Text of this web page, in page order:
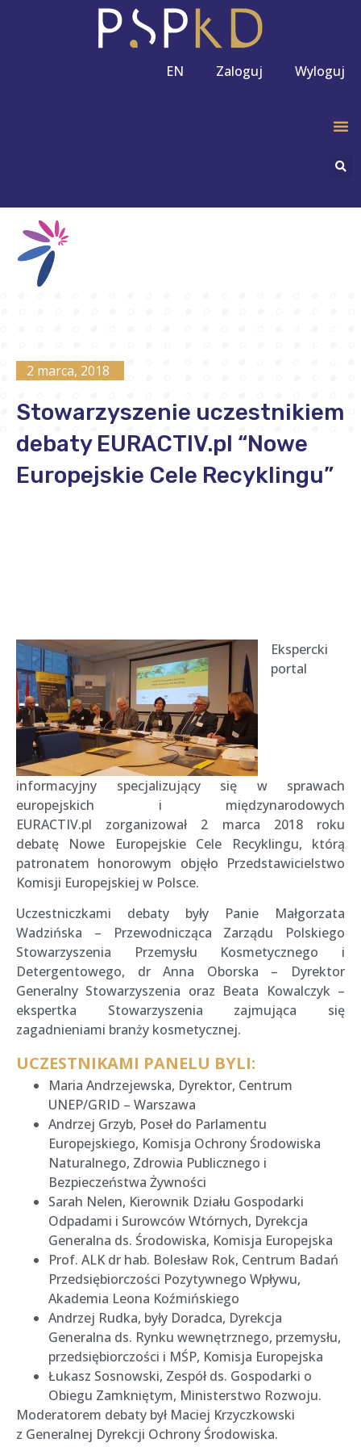
EN Zaloguj Wyloguj
2 marca, 2018
Stowarzyszenie uczestnikiem
debaty EURACTIV.pl “Nowe
Europejskie Cele Recyklingu”
Ekspercki
portal
informacyjny specjalizujący się w sprawach
europejskich i międzynarodowych
EURACTIV.pl zorganizował 2 marca 2018 roku
debatę Nowe Europejskie Cele Recyklingu, którą
patronatem honorowym objęło Przedstawicielstwo
Komisji Europejskiej w Polsce.
Uczestniczkami debaty były Panie Małgorzata
Wadzińska – Przewodnicząca Zarządu Polskiego
Stowarzyszenia Przemysłu Kosmetycznego i
Detergentowego, dr Anna Oborska – Dyrektor
Generalny Stowarzyszenia oraz Beata Kowalczyk –
ekspertka Stowarzyszenia zajmująca się
zagadnieniami branży kosmetycznej.
UCZESTNIKAMI PANELU BYLI:
Maria Andrzejewska, Dyrektor, Centrum
UNEP/GRID – Warszawa
Andrzej Grzyb, Poseł do Parlamentu
Europejskiego, Komisja Ochrony Środowiska
Naturalnego, Zdrowia Publicznego i
Bezpieczeństwa Żywności
Sarah Nelen, Kierownik Działu Gospodarki
Odpadami i Surowców Wtórnych, Dyrekcja
Generalna ds. Środowiska, Komisja Europejska
Prof. ALK dr hab. Bolesław Rok, Centrum Badań
Przedsiębiorczości Pozytywnego Wpływu,
Akademia Leona Koźmińskiego
Andrzej Rudka, były Doradca, Dyrekcja
Generalna ds. Rynku wewnętrznego, przemysłu,
przedsiębiorczości i MŚP, Komisja Europejska
Łukasz Sosnowski, Zespół ds. Gospodarki o
Obiegu Zamkniętym, Ministerstwo Rozwoju.
Moderatorem debaty był Maciej Krzyczkowski
z Generalnej Dyrekcji Ochrony Środowiska.